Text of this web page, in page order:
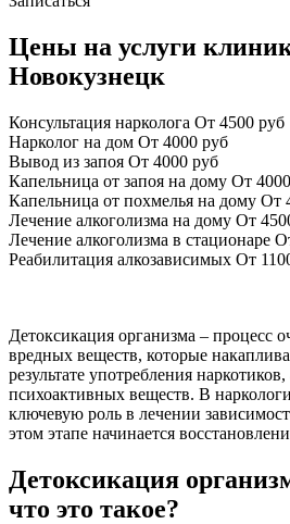
Цены на услуги
Новокузнецк
Консультация нарколога От 4500 руб
Нарколог на дом От 4000 руб
Вывод из запоя От 4000 руб
Капельница от запоя на дому От
Капельница от похмелья на дому От
Лечение алкоголизма на дому От
Лечение алкоголизма в стационаре
Реабилитация алкозависимых От
Детоксикация организма – процесс
вредных веществ, которые
результате употребления
психоактивных веществ. В
ключевую роль в лечении
этом этапе начинается
Детоксикация
что это такое?